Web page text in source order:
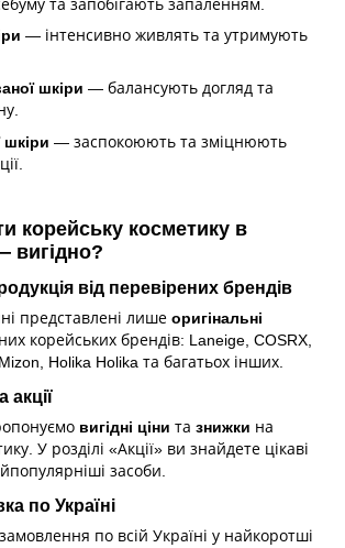
та запобігають запаленням.
— інтенсивно живлять та утримують
шкіри — балансують догляд та
шкіри — заспокоюють та зміцнюють
корейську косметику в
вигідно?
від перевірених брендів
представлені лише оригінальні
корейських брендів: Laneige, COSRX,
Holika Holika та багатьох інших.
акції
вигідні ціни та знижки на
У розділі «Акції» ви знайдете цікаві
засоби.
по Україні
по всій Україні у найкоротші